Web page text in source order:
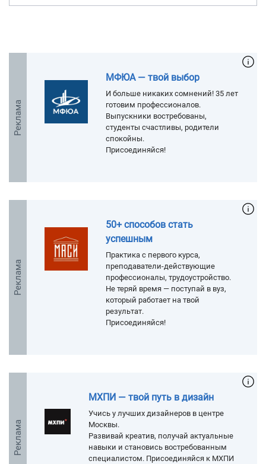
Реклама
МФЮА — твой выбор
И больше никаких сомнений! 35 лет
готовим профессионалов.
Выпускники востребованы,
студенты счастливы, родители
спокойны.
Присоединяйся!
Реклама
50+ способов стать
успешным
Практика с первого курса,
преподаватели-действующие
профессионалы, трудоустройство.
Не теряй время — поступай в вуз,
который работает на твой
результат.
Присоединяйся!
Реклама
МХПИ — твой путь в дизайн
Учись у лучших дизайнеров в центре
Москвы.
Развивай креатив, получай актуальные
навыки и становись востребованным
специалистом. Присоединяйся к МХПИ